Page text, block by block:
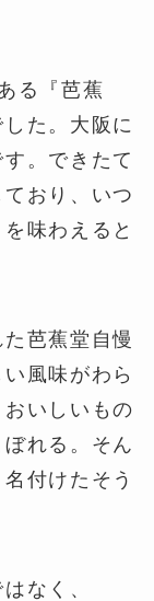
る『芭蕉
た。大阪に
。できたて
おり、いつ
味わえると
芭蕉堂自慢
風味がわら
いしいもの
れる。そん
付けたそう
なく、